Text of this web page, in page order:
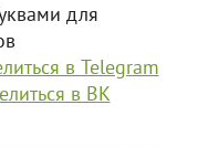
для
в Telegram
в ВК